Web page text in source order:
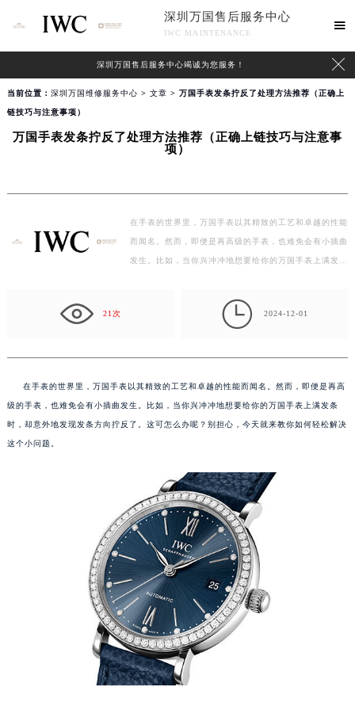
深圳万国售后服务中心
IWC MAINTENANCE

深圳万国售后服务中心竭诚为您服务！ 
当前位置： 深圳万国维修服务中心 > 文章 > 万国手表发条拧反了处理方法推荐（正确上
链技巧与注意事项）
万国手表发条拧反了处理方法推荐（正确上链技巧与注意事
项）
在手表的世界里，万国手表以其精致的工艺和卓越的性能
而闻名。然而，即便是再高级的手表，也难免会有小插曲
发生。比如，当你兴冲冲地想要给你的万国手表上满发
21次  2024-12-01
在手表的世界里，万国手表以其精致的工艺和卓越的性能而闻名。然而，即便是再高
级的手表，也难免会有小插曲发生。比如，当你兴冲冲地想要给你的万国手表上满发条
时，却意外地发现发条方向拧反了。这可怎么办呢？别担心，今天就来教你如何轻松解决
这个小问题。